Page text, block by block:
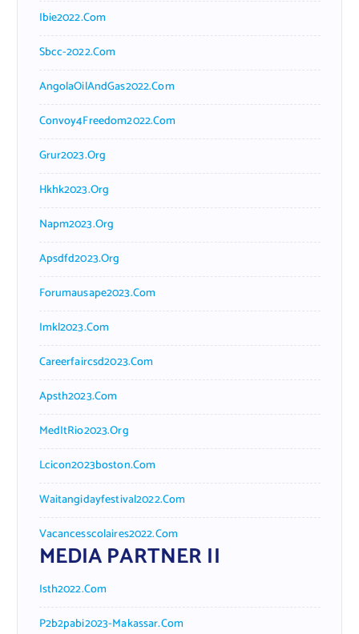
Ibie2022.com
Sbcc-2022.com
AngolaOilAndGas2022.com
Convoy4Freedom2022.com
Grur2023.org
Hkhk2023.org
Napm2023.org
Apsdfd2023.org
Forumausape2023.com
Imkl2023.com
Careerfaircsd2023.com
Apsth2023.com
MedItRio2023.org
Lcicon2023boston.com
Waitangidayfestival2022.com
Vacancesscolaires2022.com
MEDIA PARTNER II
Isth2022.com
P2b2pabi2023-Makassar.com